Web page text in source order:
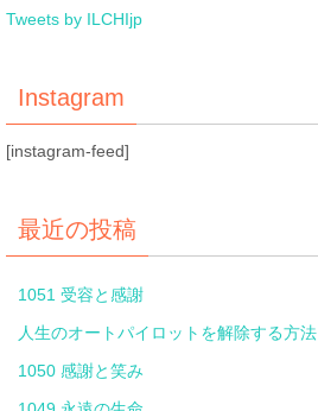
Tweets by ILCHIjp
Instagram
[instagram-feed]
最近の投稿
1051 受容と感謝
人生のオートパイロットを解除する方法
1050 感謝と笑み